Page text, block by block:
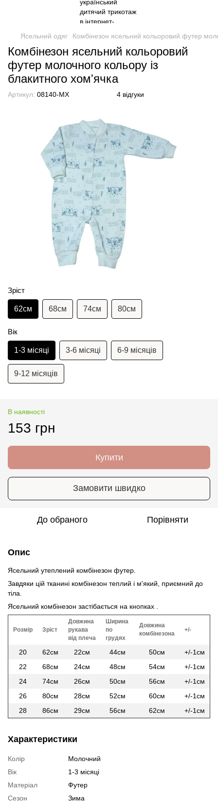
Ясельний одяг Комбінезон ясельний кольоровий футер
Комбінезон ясельний кольоровий
футер молочного кольору із
блакитного хом'ячка
Артикул: 08140-MX 4 відгуки
Зріст
62см 68см 74см 80см
Вік
1-3 місяці 3-6 місяці 6-9 місяців
9-12 місяців
В наявності
153 грн
Купити
Замовити швидко
До обраного Порівняти
Опис
Ясельний утеплений комбінезон футер.
Завдяки цій тканині комбінезон теплий і м'який, приємний до
тіла.
Ясельний комбінезон застібається на кнопках .
Розмір Зріст
Довжина
рукава
від плеча
Ширина
по
грудях
Довжина
комбінезона
+/-
20 62см 22см 44см 50см
+/-1см
22
68см 24см 48см 54см
+/-1см
24
74см 26см 50см 56см
+/-1см
26
80см 28см 52см 60см
+/-1см
28
86см 29см 56см 62см +/-1см
Характеристики
Колір
Молочний
Вік
1-3 місяці
Матеріал
Футер
Сезон
Зима